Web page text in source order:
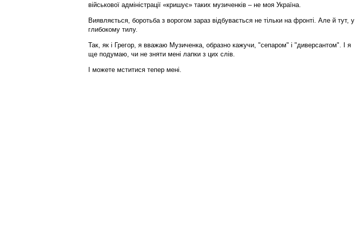
військової адміністрації «кришує» таких музиченків – не моя Україна.
Виявляється, боротьба з ворогом зараз відбувається не тільки на фронті. Але й тут, у
глибокому тилу.
Так, як і Грегор, я вважаю Музиченка, образно кажучи, "сепаром" і "диверсантом". І я
ще подумаю, чи не зняти мені лапки з цих слів.
І можете мститися тепер мені.